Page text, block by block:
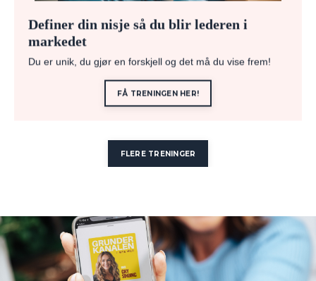
Definer din nisje så du blir lederen i
markedet
Du er unik, du gjør en forskjell og det må du vise frem!
FÅ TRENINGEN HER!
FLERE TRENINGER